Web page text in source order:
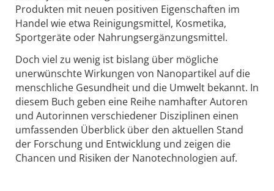
Produkten mit neuen positiven Eigenschaften im
Handel wie etwa Reinigungsmittel, Kosmetika,
Sportgeräte oder Nahrungsergänzungsmittel.
Doch viel zu wenig ist bislang über mögliche
unerwünschte Wirkungen von Nanopartikel auf die
menschliche Gesundheit und die Umwelt bekannt. In
diesem Buch geben eine Reihe namhafter Autoren
und Autorinnen verschiedener Disziplinen einen
umfassenden Überblick über den aktuellen Stand
der Forschung und Entwicklung und zeigen die
Chancen und Risiken der Nanotechnologien auf.